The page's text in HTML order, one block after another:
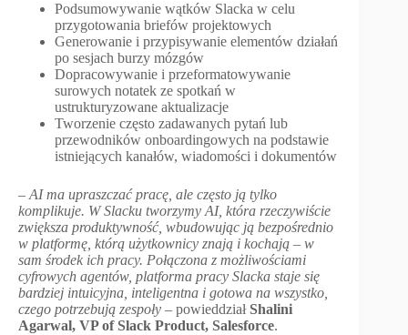
Podsumowywanie wątków Slacka w celu
przygotowania briefów projektowych
Generowanie i przypisywanie elementów działań
po sesjach burzy mózgów
Dopracowywanie i przeformatowywanie
surowych notatek ze spotkań w
ustrukturyzowane aktualizacje
Tworzenie często zadawanych pytań lub
przewodników onboardingowych na podstawie
istniejących kanałów, wiadomości i dokumentów
– AI ma upraszczać pracę, ale często ją tylko
komplikuje. W Slacku tworzymy AI, która rzeczywiście
zwiększa produktywność, wbudowując ją bezpośrednio
w platformę, którą użytkownicy znają i kochają – w
sam środek ich pracy. Połączona z możliwościami
cyfrowych agentów, platforma pracy Slacka staje się
bardziej intuicyjna, inteligentna i gotowa na wszystko,
czego potrzebują zespoły – powieddział Shalini
Agarwal, VP of Slack Product, Salesforce.